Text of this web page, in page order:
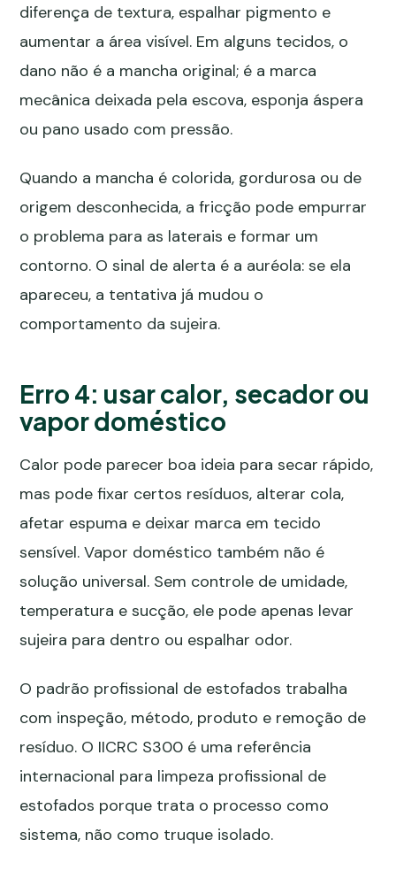
diferença de textura, espalhar pigmento e
aumentar a área visível. Em alguns tecidos, o
dano não é a mancha original; é a marca
mecânica deixada pela escova, esponja áspera
ou pano usado com pressão.
Quando a mancha é colorida, gordurosa ou de
origem desconhecida, a fricção pode empurrar
o problema para as laterais e formar um
contorno. O sinal de alerta é a auréola: se ela
apareceu, a tentativa já mudou o
comportamento da sujeira.
Erro 4: usar calor, secador ou
vapor doméstico
Calor pode parecer boa ideia para secar rápido,
mas pode fixar certos resíduos, alterar cola,
afetar espuma e deixar marca em tecido
sensível. Vapor doméstico também não é
solução universal. Sem controle de umidade,
temperatura e sucção, ele pode apenas levar
sujeira para dentro ou espalhar odor.
O padrão profissional de estofados trabalha
com inspeção, método, produto e remoção de
resíduo. O IICRC S300 é uma referência
internacional para limpeza profissional de
estofados porque trata o processo como
sistema, não como truque isolado.